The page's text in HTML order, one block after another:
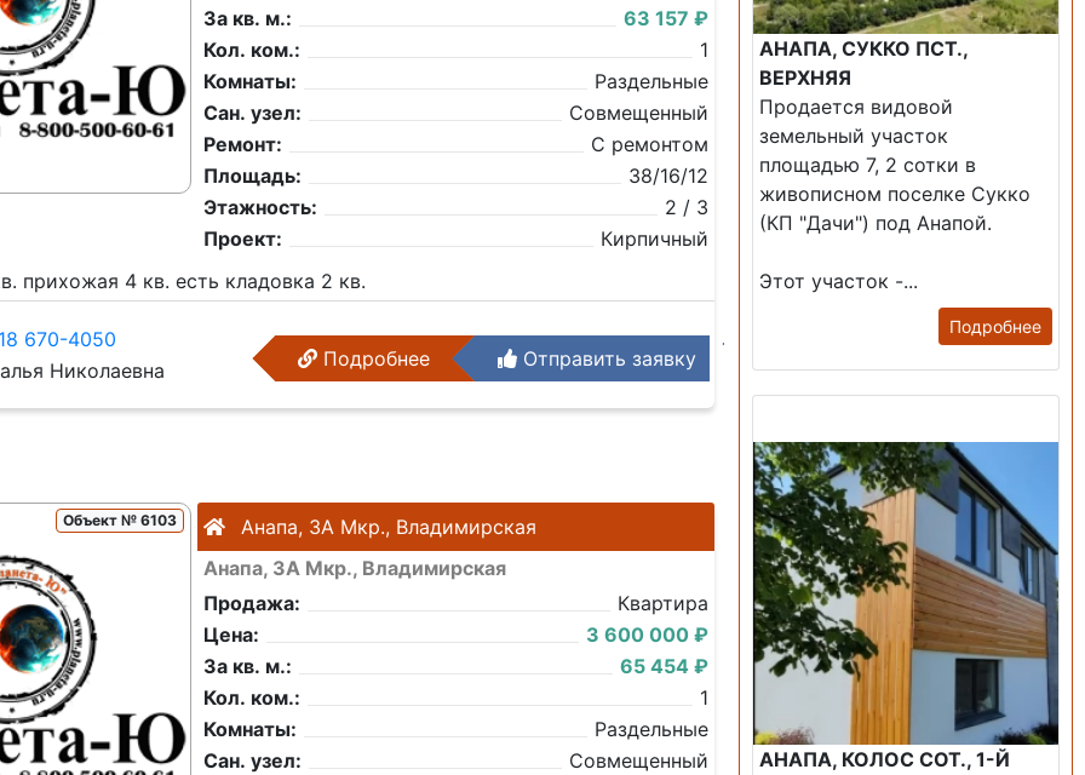
За кв. м.:
63 157 ₽
Кол. ком.:
1
Комнаты:
Раздельные
Сан. узел:
Совмещенный
Ремонт:
С ремонтом
Площадь:
38/16/12
Этажность:
2 / 3
Проект:
Кирпичный
прихожая 4 кв. есть кладовка 2 кв.
670-4050
Николаевна
Подробнее Отправить заявку
Объект № 6103
Анапа, 3А Мкр., Владимирская
Анапа, 3А Мкр., Владимирская
Продажа:
Квартира
Цена:
3 600 000 ₽
За кв. м.:
65 454 ₽
Кол. ком.:
1
Комнаты:
Раздельные
Сан. узел:
Совмещенный
АНАПА, СУККО ПСТ.,
ВЕРХНЯЯ
Продается видовой
земельный участок
площадью 7, 2 сотки в
живописном поселке Сукко
(КП "Дачи") под Анапой.
Этот участок -...
Подробнее
АНАПА, КОЛОС СОТ., 1-Й